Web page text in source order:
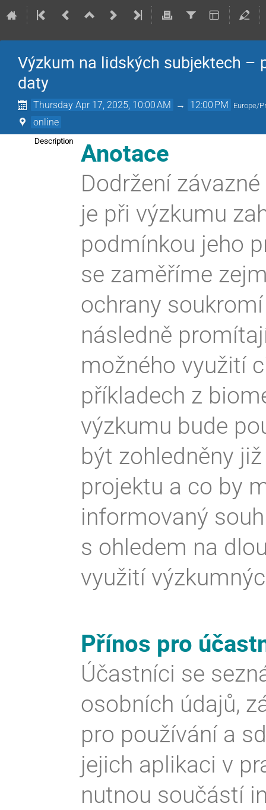
Výzkum na lidských subjektech –
daty
Thursday Apr 17, 2025, 10:00 AM → 12:00 PM Europe/
online
Description Anotace
Dodržení
je při výzkumu
podmínkou jeho
se zaměříme
ochrany
následně
možného využití
příkladech z
výzkumu bude
být zohledněny
projektu a co by
informovaný
s ohledem na
využití
Přínos pro
Účastníci se
osobních údajů,
pro používání a
jejich aplikaci v
nutnou součástí